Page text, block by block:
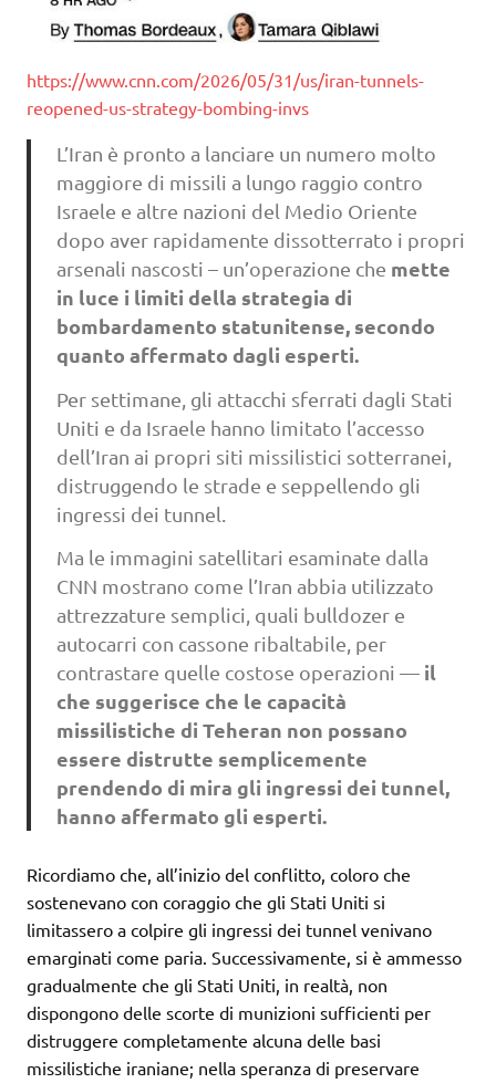
https://www.cnn.com/2026/05/31/us/iran-tunnels-
reopened-us-strategy-bombing-invs
L’Iran è pronto a lanciare un numero molto
maggiore di missili a lungo raggio contro
Israele e altre nazioni del Medio Oriente
dopo aver rapidamente dissotterrato i propri
arsenali nascosti – un’operazione che mette
in luce i limiti della strategia di
bombardamento statunitense, secondo
quanto affermato dagli esperti.
Per settimane, gli attacchi sferrati dagli Stati
Uniti e da Israele hanno limitato l’accesso
dell’Iran ai propri siti missilistici sotterranei,
distruggendo le strade e seppellendo gli
ingressi dei tunnel.
Ma le immagini satellitari esaminate dalla
CNN mostrano come l’Iran abbia utilizzato
attrezzature semplici, quali bulldozer e
autocarri con cassone ribaltabile, per
contrastare quelle costose operazioni — il
che suggerisce che le capacità
missilistiche di Teheran non possano
essere distrutte semplicemente
prendendo di mira gli ingressi dei tunnel,
hanno affermato gli esperti.
Ricordiamo che, all’inizio del conflitto, coloro che
sostenevano con coraggio che gli Stati Uniti si
limitassero a colpire gli ingressi dei tunnel venivano
emarginati come paria. Successivamente, si è ammesso
gradualmente che gli Stati Uniti, in realtà, non
dispongono delle scorte di munizioni sufficienti per
distruggere completamente alcuna delle basi
missilistiche iraniane; nella speranza di preservare